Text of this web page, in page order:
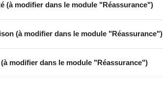
(à modifier dans le module "Réassurance")
(à modifier dans le module "Réassurance")
modifier dans le module "Réassurance")